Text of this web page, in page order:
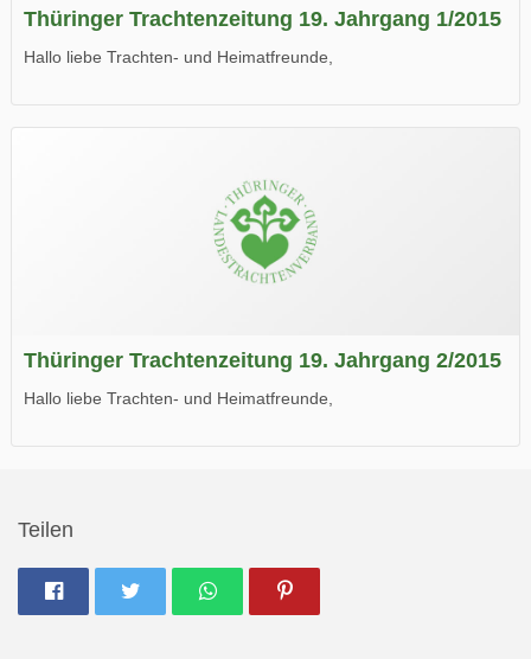
Thüringer Trachtenzeitung 19. Jahrgang 1/2015
Hallo liebe Trachten- und Heimatfreunde,
Wir wünschen Euch viel Spaß beim Lesen.
Thüringer Trachtenzeitung 19. Jahrgang 2/2015
Hallo liebe Trachten- und Heimatfreunde,
Teilen